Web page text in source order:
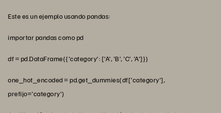
Este es un ejemplo usando pandas:
importar pandas como pd
df = pd.DataFrame({'category': ['A', 'B', 'C', 'A']})
one_hot_encoded = pd.get_dummies(df['category'],
prefijo='category')